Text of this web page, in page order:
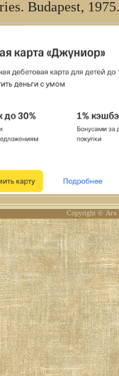
Budapest, 1975.
Copyright © Ага